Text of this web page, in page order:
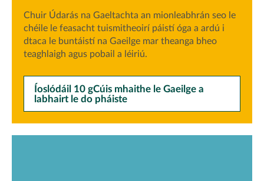
Chuir Údarás na Gaeltachta an mionleabhrán seo le
chéile le feasacht tuismitheoirí páistí óga a ardú i
dtaca le buntáistí na Gaeilge mar theanga bheo
teaghlaigh agus pobail a léiriú.
Íoslódáil 10 gCúis mhaithe le Gaeilge a
labhairt le do pháiste